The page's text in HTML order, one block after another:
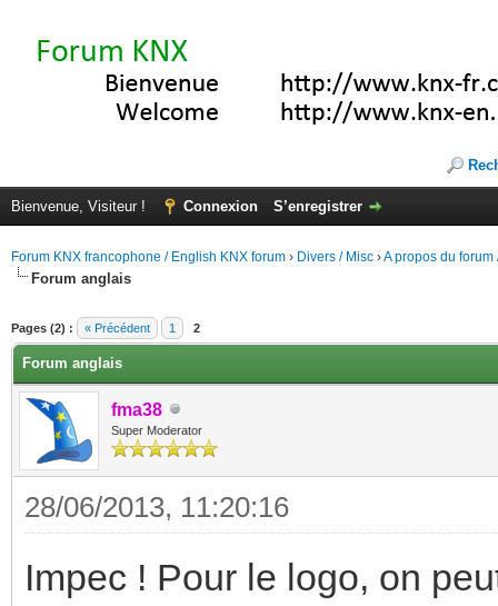
Bienvenue, Visiteur ! Connexion S’enregistrer
Forum KNX francophone / English KNX forum › Divers / Misc ›A propos du forum
Forum anglais
Pages (2) : « Précédent 1 2
Forum anglais
fma38
Super Moderator
28/06/2013, 11:20:16
Impec ! Pour le logo, on